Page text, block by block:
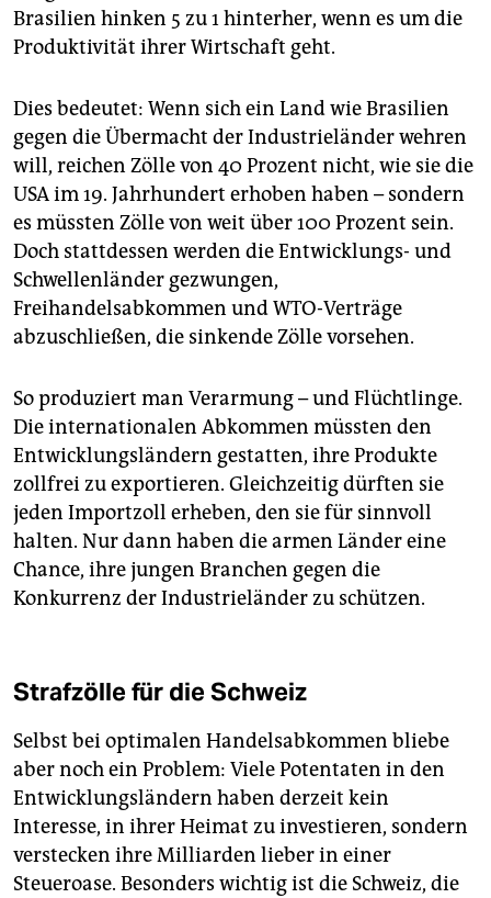
Brasilien hinken 5 zu 1 hinterher, wenn es um die
Produktivität ihrer Wirtschaft geht.
Dies bedeutet: Wenn sich ein Land wie Brasilien
gegen die Übermacht der Industrieländer wehren
will, reichen Zölle von 40 Prozent nicht, wie sie die
USA im 19. Jahrhundert erhoben haben – sondern
es müssten Zölle von weit über 100 Prozent sein.
Doch stattdessen werden die Entwicklungs- und
Schwellenländer gezwungen,
Freihandelsabkommen und WTO-Verträge
abzuschließen, die sinkende Zölle vorsehen.
So produziert man Verarmung – und Flüchtlinge.
Die internationalen Abkommen müssten den
Entwicklungsländern gestatten, ihre Produkte
zollfrei zu exportieren. Gleichzeitig dürften sie
jeden Importzoll erheben, den sie für sinnvoll
halten. Nur dann haben die armen Länder eine
Chance, ihre jungen Branchen gegen die
Konkurrenz der Industrieländer zu schützen.
Strafzölle für die Schweiz
Selbst bei optimalen Handelsabkommen bliebe
aber noch ein Problem: Viele Potentaten in den
Entwicklungsländern haben derzeit kein
Interesse, in ihrer Heimat zu investieren, sondern
verstecken ihre Milliarden lieber in einer
Steueroase. Besonders wichtig ist die Schweiz, die